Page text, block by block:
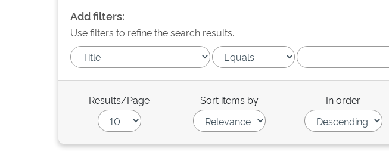
Add filters:
Use filters to refine the search results.
Results/Page Sort items by In order